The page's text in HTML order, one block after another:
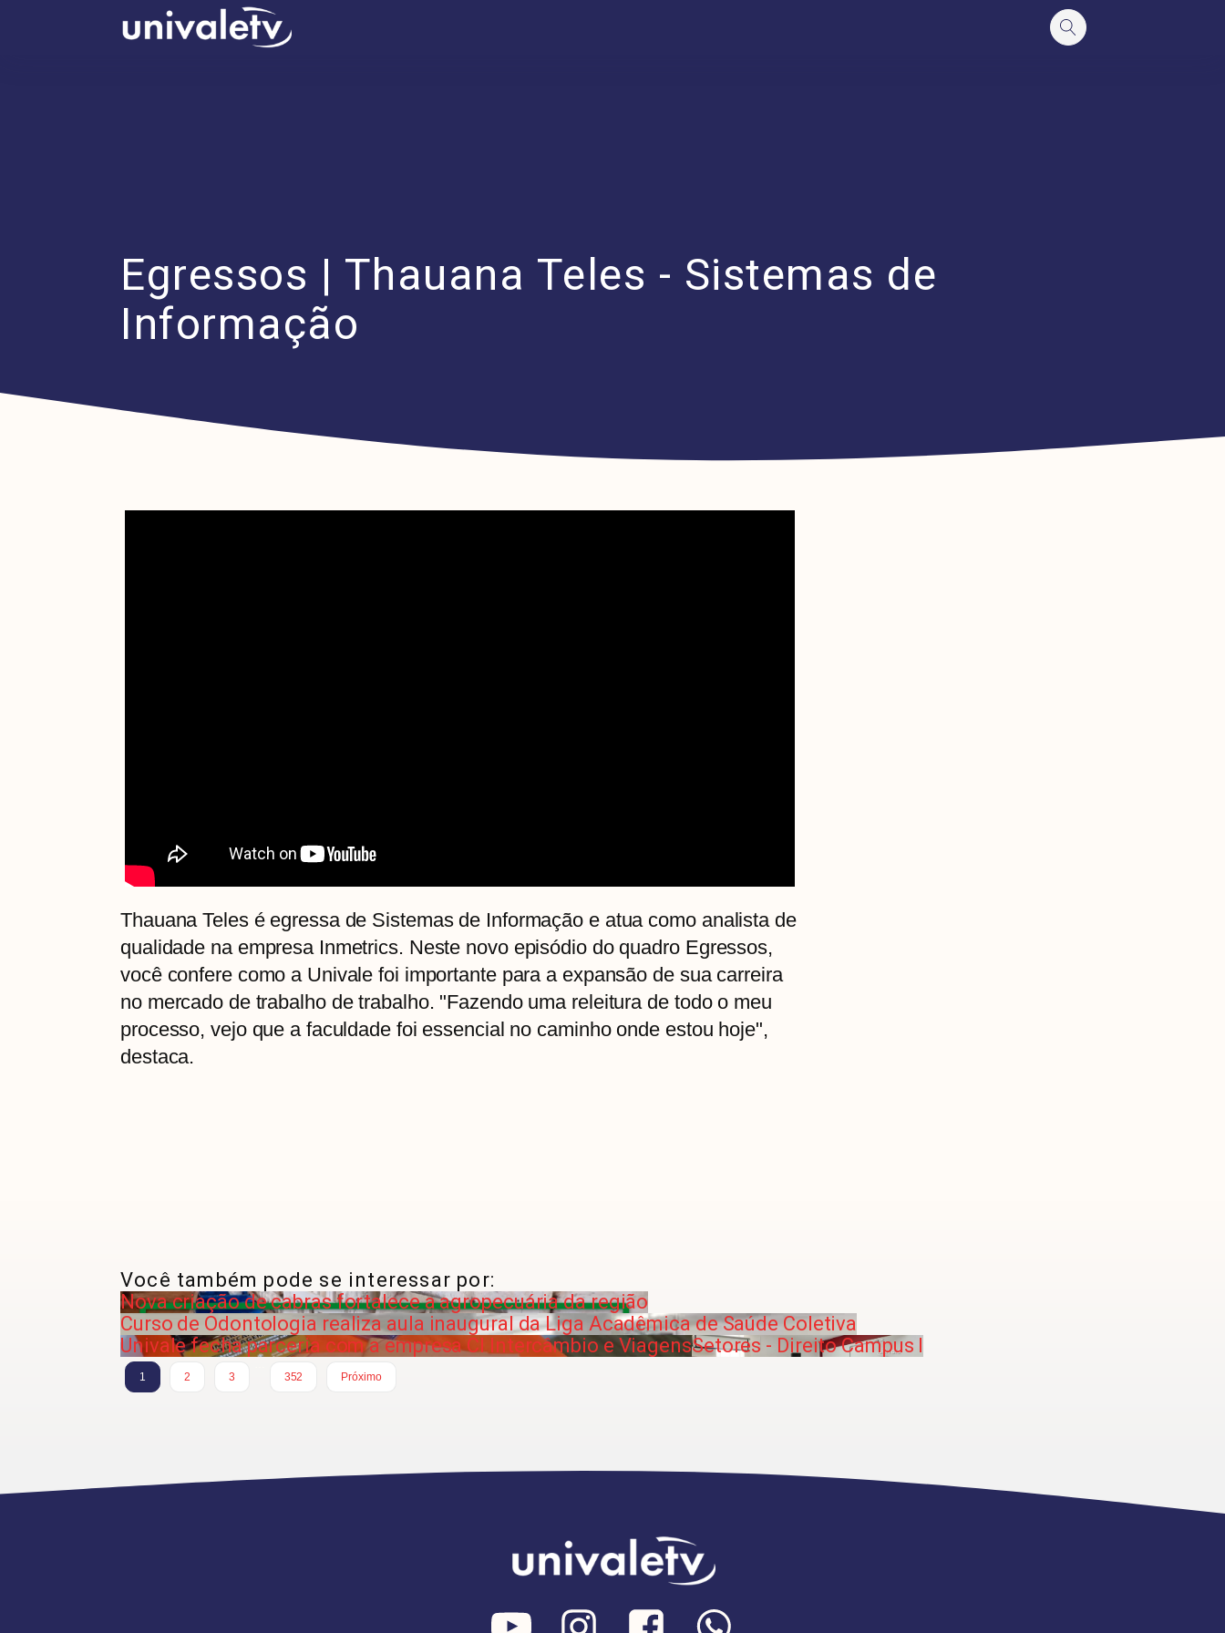
Egressos | Thauana Teles - Sistemas de
Informação
Thauana Teles é egressa de Sistemas de Informação e atua como analista de
qualidade na empresa Inmetrics. Neste novo episódio do quadro Egressos,
você confere como a Univale foi importante para a expansão de sua carreira
no mercado de trabalho de trabalho. "Fazendo uma releitura de todo o meu
processo, vejo que a faculdade foi essencial no caminho onde estou hoje",
destaca.
Você também pode se interessar por:
Nova criação de cabras fortalece a agropecuária da região
Curso de Odontologia realiza aula inaugural da Liga Acadêmica de Saúde Coletiva
Univale fecha parceria com a empresa CI Intercâmbio e ViagensSetores - Direito Campus I
1 2 3
352
Próximo